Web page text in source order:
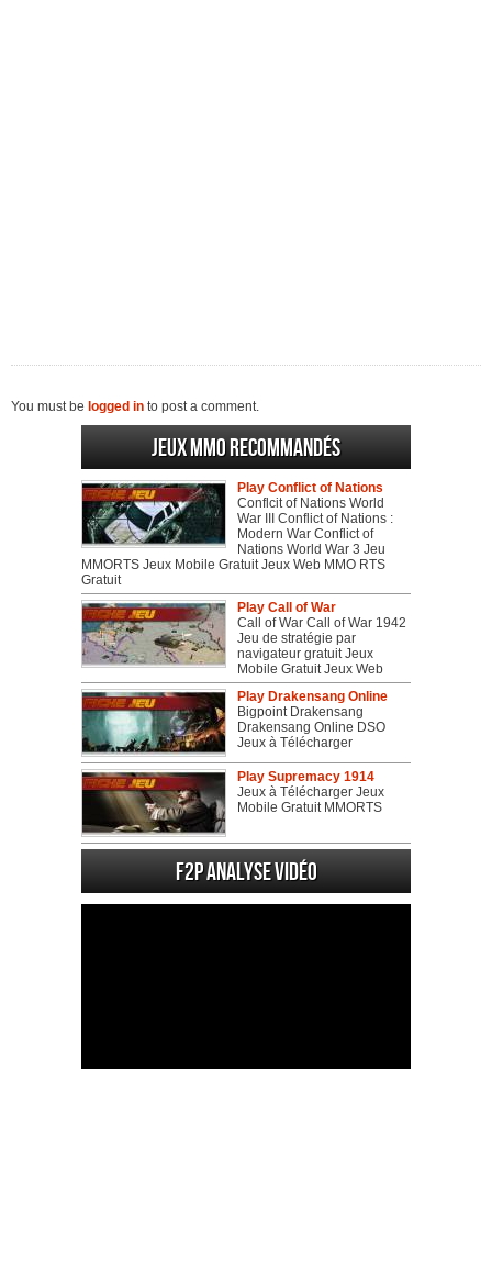
You must be logged in to post a comment.
Jeux MMO recommandés
Play Conflict of Nations
Conflcit of Nations World
War III Conflict of Nations :
Modern War Conflict of
Nations World War 3 Jeu
MMORTS Jeux Mobile Gratuit Jeux Web MMO RTS
Gratuit
Play Call of War
Call of War Call of War 1942
Jeu de stratégie par
navigateur gratuit Jeux
Mobile Gratuit Jeux Web
Play Drakensang Online
Bigpoint Drakensang
Drakensang Online DSO
Jeux à Télécharger
Play Supremacy 1914
Jeux à Télécharger Jeux
Mobile Gratuit MMORTS
F2P Analyse vidéo